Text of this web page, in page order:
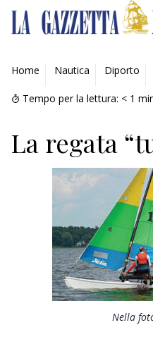
AMBIENTE
MOBILITÀ
INDUSTRIA
RICERCA
ECONOMIA
TURISMO
CULTURA
NAUTICA
Home Nautica Diporto
Tempo per la lettura: < 1
La regata
Nella